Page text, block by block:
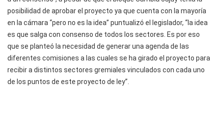
posibilidad de aprobar el proyecto ya que cuenta con la mayoría
en la cámara “pero no es la idea” puntualizó el legislador, “la idea
es que salga con consenso de todos los sectores. Es por eso
que se planteó la necesidad de generar una agenda de las
diferentes comisiones a las cuales se ha girado el proyecto para
recibir a distintos sectores gremiales vinculados con cada uno
de los puntos de este proyecto de ley”.